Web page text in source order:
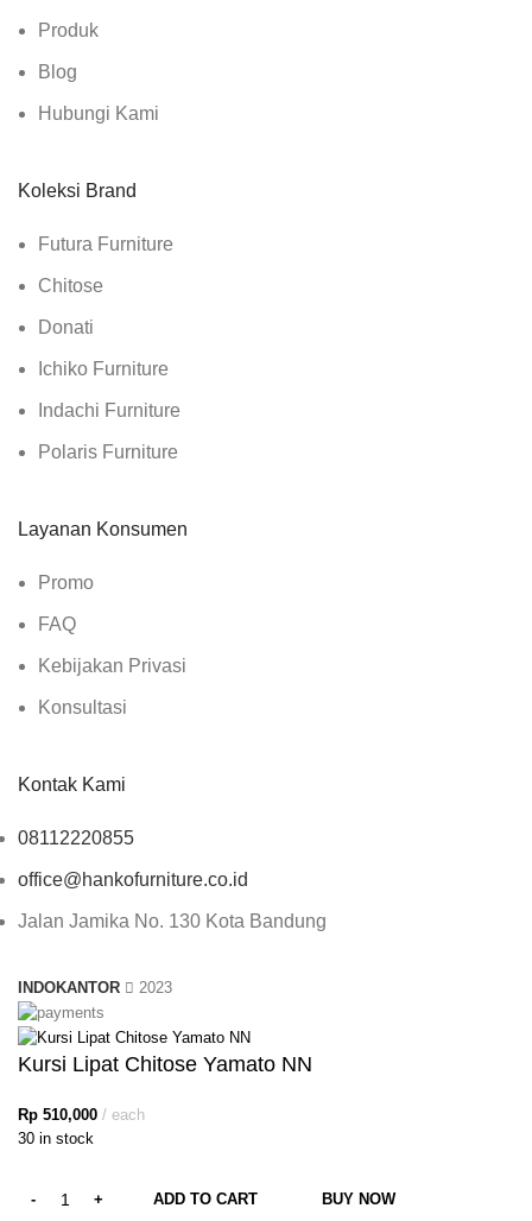
Produk
Blog
Hubungi Kami
Koleksi Brand
Futura Furniture
Chitose
Donati
Ichiko Furniture
Indachi Furniture
Polaris Furniture
Layanan Konsumen
Promo
FAQ
Kebijakan Privasi
Konsultasi
Kontak Kami
08112220855
office@hankofurniture.co.id
Jalan Jamika No. 130 Kota Bandung
INDOKANTOR 2023
Kursi Lipat Chitose Yamato NN
Rp 510,000
each
30 in stock
ADD TO CART BUY NOW